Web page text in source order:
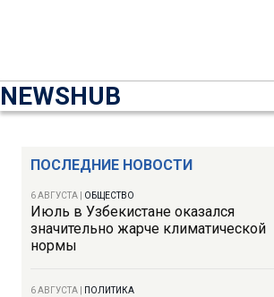
NEWSHUB
ПОСЛЕДНИЕ НОВОСТИ
6 АВГУСТА ОБЩЕСТВО
Июль в Узбекистане оказался
значительно жарче климатической
нормы
6 АВГУСТА ПОЛИТИКА